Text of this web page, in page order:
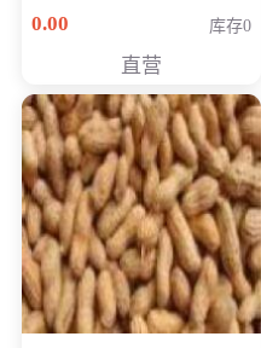
0.00
库存0
直营